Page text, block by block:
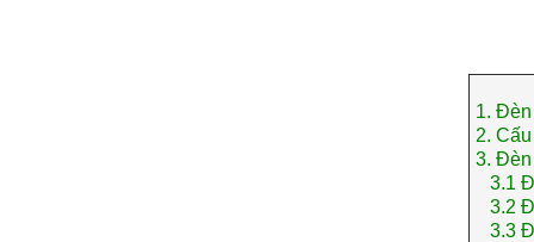
1.Đèn
2.
3.Đèn
3.1
3.2
3.3